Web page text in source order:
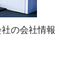
の会社情報